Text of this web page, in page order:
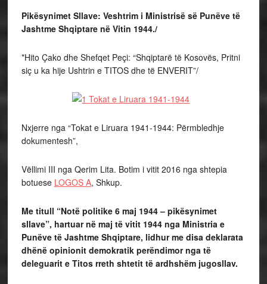
Pikësynimet Sllave: Veshtrim i Ministrisë së Punëve të
Jashtme Shqiptare në Vitin 1944./
*Hito Çako dhe Shefqet Peçi: “Shqiptarë të Kosovës, Pritni
siç u ka hije Ushtrin e TITOS dhe të ENVERIT”/
Nxjerre nga “Tokat e Liruara 1941-1944: Përmbledhje
dokumentesh”,
Vëllimi III nga Qerim Lita. Botim i vitit 2016 nga shtepia
botuese LOGOS A, Shkup.
Me titull “Notë politike 6 maj 1944 – pikësynimet
sllave”, hartuar në maj të vitit 1944 nga Ministria e
Punëve të Jashtme Shqiptare, lidhur me disa deklarata
dhënë opinionit demokratik perëndimor nga të
deleguarit e Titos rreth shtetit të ardhshëm jugosllav.